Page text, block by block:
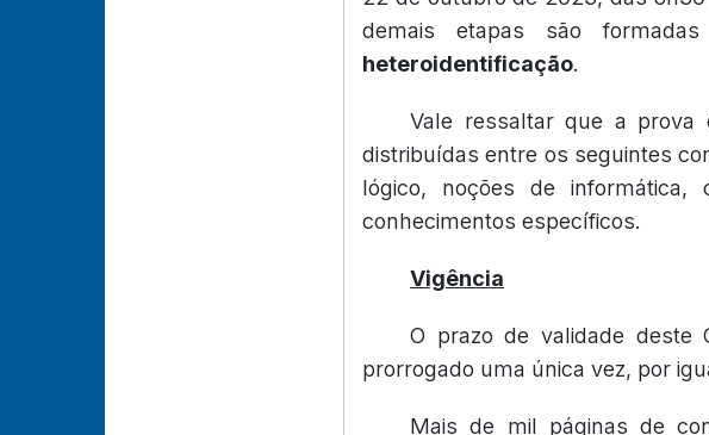
demais etapas são
heteroidentificação.
Vale ressaltar que a prova
distribuídas entre os seguintes
lógico, noções de informática,
conhecimentos específicos.
Vigência
O prazo de validade deste
prorrogado uma única vez, por
Mais de mil páginas de